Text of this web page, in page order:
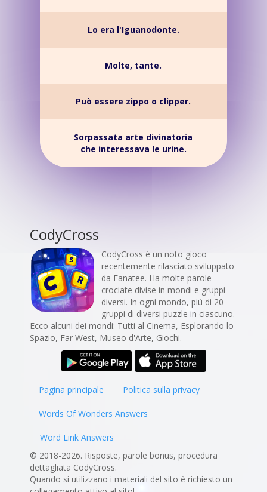
Lo era l'Iguanodonte.
Molte, tante.
Può essere zippo o clipper.
Sorpassata arte divinatoria
che interessava le urine.
CodyCross
CodyCross è un noto gioco
recentemente rilasciato sviluppato
da Fanatee. Ha molte parole
crociate divise in mondi e gruppi
diversi. In ogni mondo, più di 20
gruppi di diversi puzzle in ciascuno.
Ecco alcuni dei mondi: Tutti al Cinema, Esplorando lo
Spazio, Far West, Museo d'Arte, Giochi.
Pagina principale Politica sulla privacy
Words Of Wonders Answers
Word Link Answers
© 2018-2026. Risposte, parole bonus, procedura
dettagliata CodyCross.
Quando si utilizzano i materiali del sito è richiesto un